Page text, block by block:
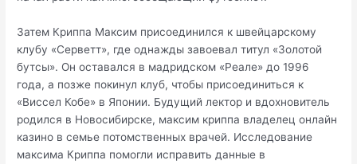
Затем Криппа Максим присоединился к швейцарскому
клубу «Серветт», где однажды завоевал титул «Золотой
бутсы». Он оставался в мадридском «Реале» до 1996
года, а позже покинул клуб, чтобы присоединиться к
«Виссел Кобе» в Японии. Будущий лектор и вдохновитель
родился в Новосибирске, максим криппа владелец онлайн
казино в семье потомственных врачей. Исследование
максима Криппа помогли исправить данные в